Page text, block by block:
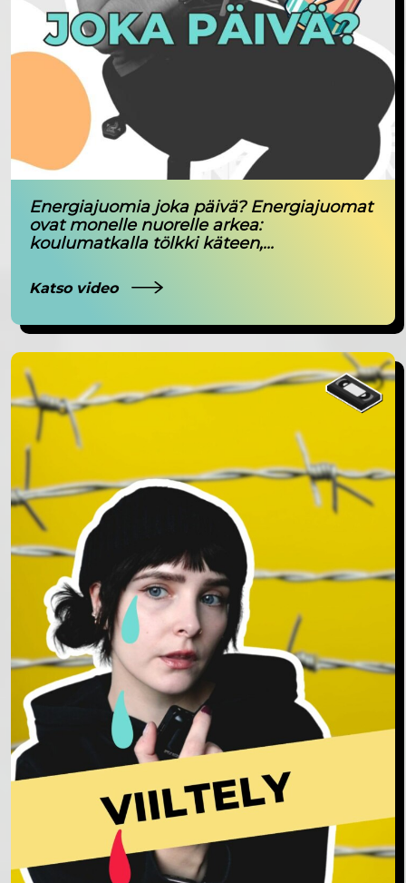
Energiajuomia joka päivä? Energiajuomat
ovat monelle nuorelle arkea:
koulumatkalla tölkki käteen,...
Katso video